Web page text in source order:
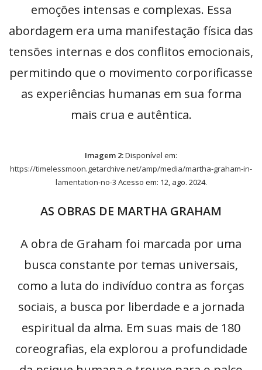
emoções intensas e complexas. Essa
abordagem era uma manifestação física das
tensões internas e dos conflitos emocionais,
permitindo que o movimento corporificasse
as experiências humanas em sua forma
mais crua e autêntica.
Imagem 2:Disponível em:
https://timelessmoon.getarchive.net/amp/media/martha-graham-in-
lamentation-no-3 Acesso em: 12, ago. 2024.
AS OBRAS DE MARTHA GRAHAM
A obra de Graham foi marcada por uma
busca constante por temas universais,
como a luta do indivíduo contra as forças
sociais, a busca por liberdade e a jornada
espiritual da alma. Em suas mais de 180
coreografias, ela explorou a profundidade